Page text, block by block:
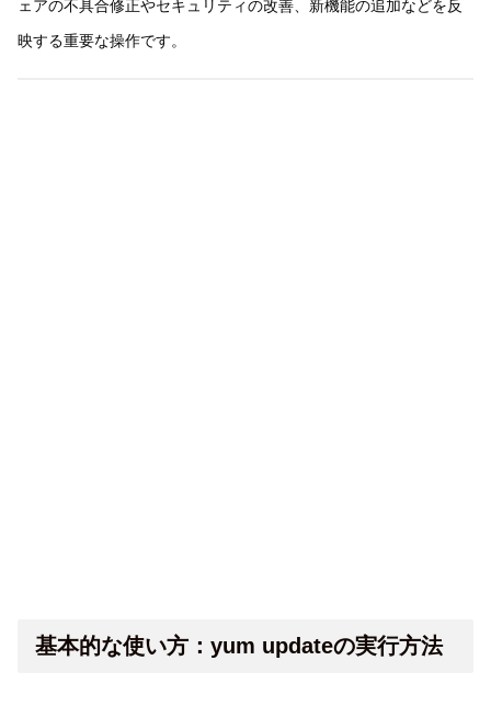
ェアの不具合修正やセキュリティの改善、新機能の追加などを反
映する重要な操作です。
基本的な使い方：yum updateの実行方法